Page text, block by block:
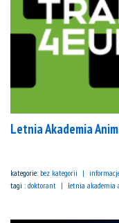
Letnia Akademia
kategorie: bez kategorii
tagi : doktorant letnia akademia